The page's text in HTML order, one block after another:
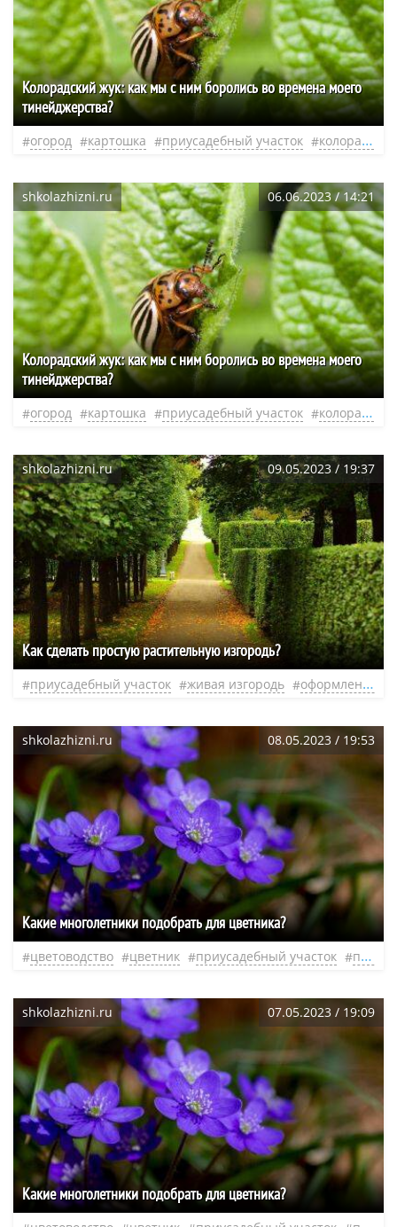
Колорадский жук: как мы с ним боролись во времена моего
тинейджерства?
огород картошка приусадебный участок колорадский жук
shkolazhizni.ru 06.06.2023 / 14:21
Колорадский жук: как мы с ним боролись во времена моего
тинейджерства?
огород картошка приусадебный участок колорадский жук
shkolazhizni.ru 09.05.2023 / 19:37
Как сделать простую растительную изгородь?
приусадебный участок живая изгородь оформление участка
shkolazhizni.ru 08.05.2023 / 19:53
Какие многолетники подобрать для цветника?
цветоводство цветник приусадебный участок пион
shkolazhizni.ru 07.05.2023 / 19:09
Какие многолетники подобрать для цветника?